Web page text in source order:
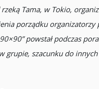
Tama, w Tokio,
porządku
powstał podczas
grupie, szacunku do